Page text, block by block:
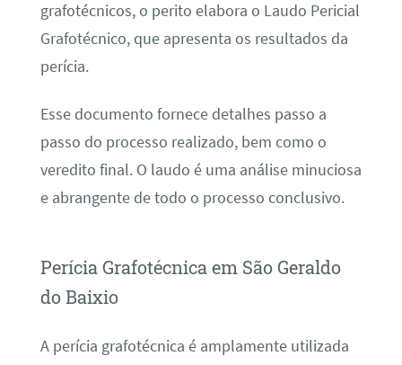
grafotécnicos, o perito elabora o Laudo Pericial
Grafotécnico, que apresenta os resultados da
perícia.
Esse documento fornece detalhes passo a
passo do processo realizado, bem como o
veredito final. O laudo é uma análise minuciosa
e abrangente de todo o processo conclusivo.
Perícia Grafotécnica em São Geraldo
do Baixio
A perícia grafotécnica é amplamente utilizada